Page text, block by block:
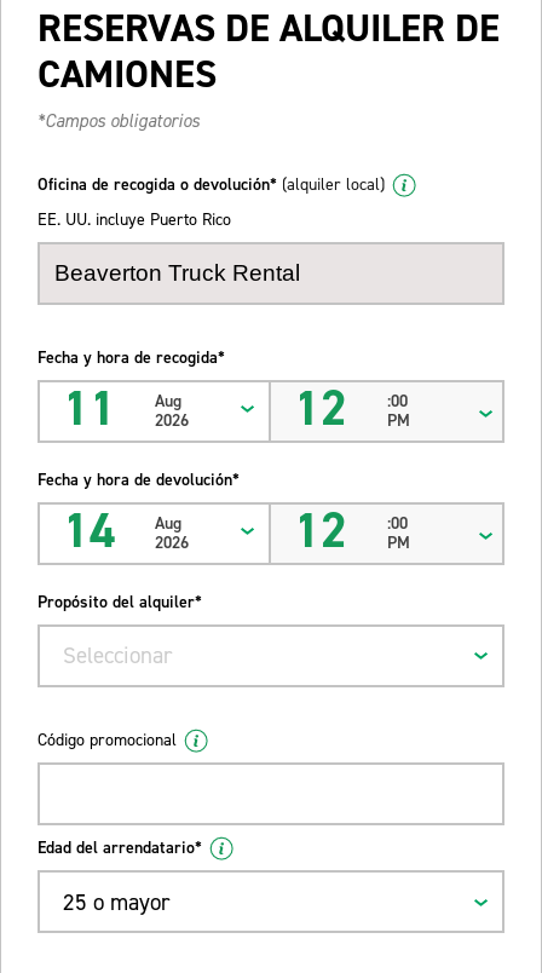
RESERVAS DE ALQUILER DE
CAMIONES
*Campos obligatorios
Oficina de recogida o devolución* (alquiler local)
EE. UU. incluye Puerto Rico
Fecha y hora de recogida*
11
Aug
2026
12
:00
PM
Fecha y hora de devolución*
14
Aug
2026
12
:00
PM
Propósito del alquiler*
Seleccionar
Código promocional
Edad del arrendatario*
25 o mayor